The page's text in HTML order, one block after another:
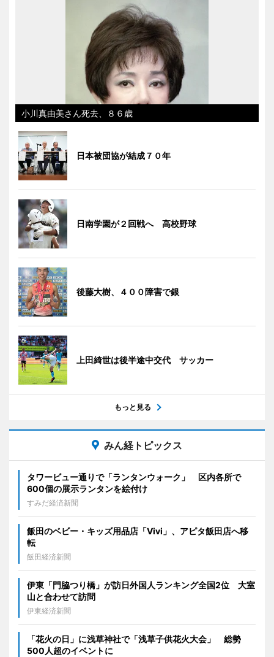
小川真由美さん死去、８６歳
日本被団協が結成７０年
日南学園が２回戦へ 高校野球
後藤大樹、４００障害で銀
上田綺世は後半途中交代 サッカー
もっと見る
みん経トピックス
タワービュー通りで「ランタンウォーク」 区内各所で
600個の展示ランタンを絵付け
すみだ経済新聞
飯田のベビー・キッズ用品店「Vivi」、アピタ飯田店へ移
転
飯田経済新聞
伊東「門脇つり橋」が訪日外国人ランキング全国2位 大室
山と合わせて訪問
伊東経済新聞
「花火の日」に浅草神社で「浅草子供花火大会」 総勢
500人超のイベントに